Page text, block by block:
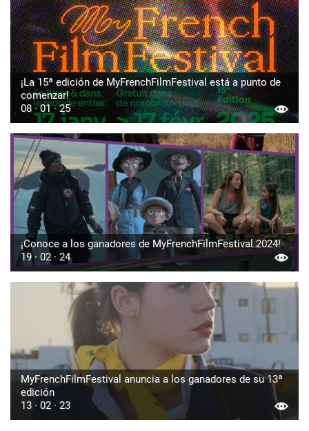
¡La 15ª edición de MyFrenchFilmFestival está a punto de
comenzar!
08 · 01 · 25
¡Conoce a los ganadores de MyFrenchFilmFestival 2024!
19 · 02 · 24
MyFrenchFilmFestival anuncia a los ganadores de su 13ª
edición
13 · 02 · 23